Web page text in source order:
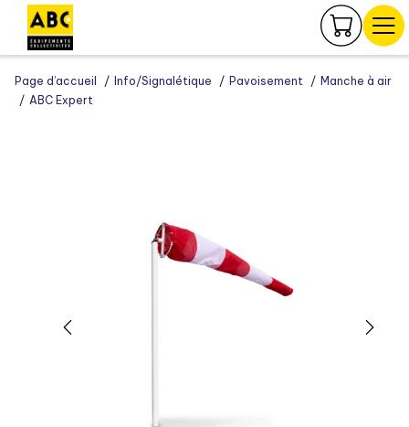
Page d’accueil Info/Signalétique Pavoisement
Manche à air
ABC Expert
Panneau de gestion des cookies